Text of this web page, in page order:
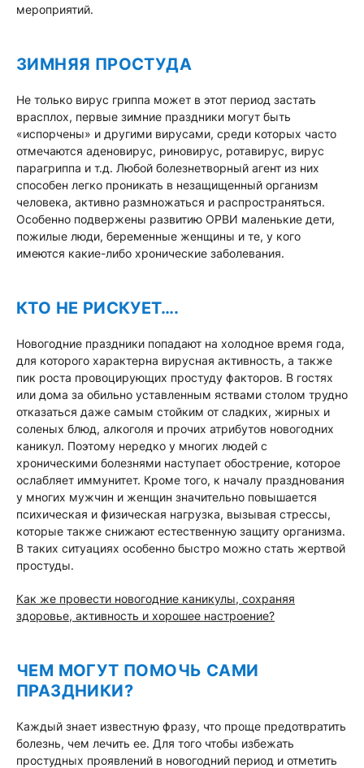
мероприятий.
ЗИМНЯЯ ПРОСТУДА
Не только вирус гриппа может в этот период застать
врасплох, первые зимние праздники могут быть
«испорчены» и другими вирусами, среди которых часто
отмечаются аденовирус, риновирус, ротавирус, вирус
парагриппа и т.д. Любой болезнетворный агент из них
способен легко проникать в незащищенный организм
человека, активно размножаться и распространяться.
Особенно подвержены развитию ОРВИ маленькие дети,
пожилые люди, беременные женщины и те, у кого
имеются какие-либо хронические заболевания.
КТО НЕ РИСКУЕТ….
Новогодние праздники попадают на холодное время года,
для которого характерна вирусная активность, а также
пик роста провоцирующих простуду факторов. В гостях
или дома за обильно уставленным яствами столом трудно
отказаться даже самым стойким от сладких, жирных и
соленых блюд, алкоголя и прочих атрибутов новогодних
каникул. Поэтому нередко у многих людей с
хроническими болезнями наступает обострение, которое
ослабляет иммунитет. Кроме того, к началу празднования
у многих мужчин и женщин значительно повышается
психическая и физическая нагрузка, вызывая стрессы,
которые также снижают естественную защиту организма.
В таких ситуациях особенно быстро можно стать жертвой
простуды.
Как же провести новогодние каникулы, сохраняя
здоровье, активность и хорошее настроение?
ЧЕМ МОГУТ ПОМОЧЬ САМИ
ПРАЗДНИКИ?
Каждый знает известную фразу, что проще предотвратить
болезнь, чем лечить ее. Для того чтобы избежать
простудных проявлений в новогодний период и отметить